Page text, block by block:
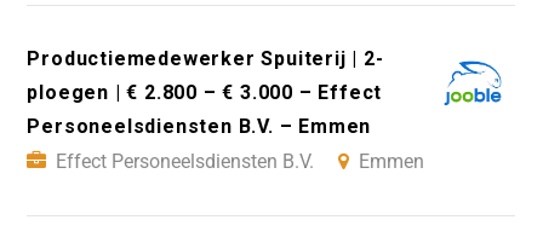
Productiemedewerker Spuiterij | 2-
ploegen | € 2.800 – € 3.000 – Effect
Personeelsdiensten B.V. – Emmen
Effect Personeelsdiensten B.V.
Emmen